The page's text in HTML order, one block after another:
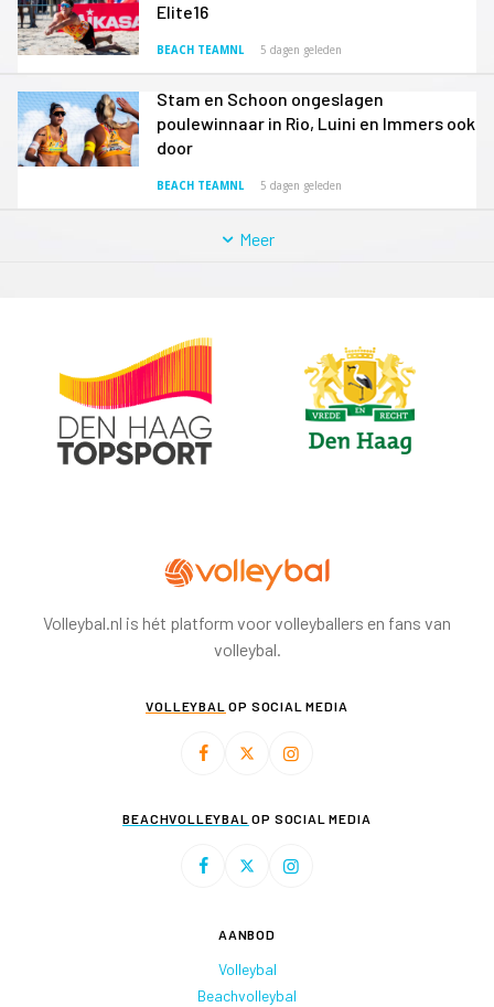
Elite16
BEACH TEAMNL 5 dagen geleden
Stam en Schoon ongeslagen
poulewinnaar in Rio, Luini en Immers ook
door
BEACH TEAMNL 5 dagen geleden
Meer
Volleybal.nl is hét platform voor volleyballers en fans van
volleybal.
VOLLEYBAL OP SOCIAL MEDIA
BEACHVOLLEYBAL OP SOCIAL MEDIA
AANBOD
Volleybal
Beachvolleybal